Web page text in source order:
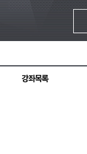
강좌목록